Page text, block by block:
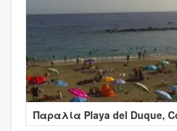
Παραλία Playa del Duque,